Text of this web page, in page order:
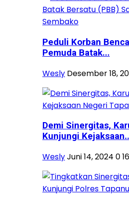
Peduli Korban
Pemuda Batak...
Wesly Desember 18,
Demi Sinergitas,
Kunjungi
WeslyJuni 14, 2024 0